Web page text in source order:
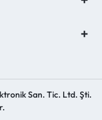
San. Tic. Ltd. Şti.